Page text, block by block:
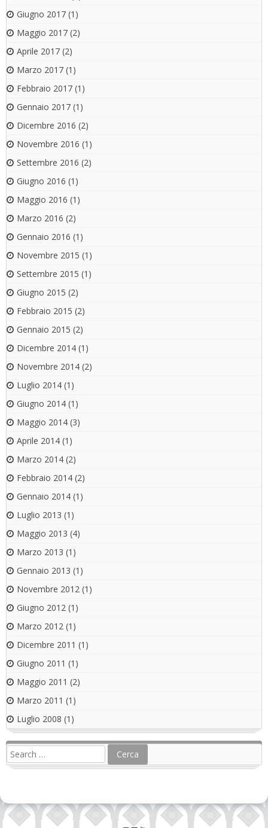
Giugno 2017 (1)
Maggio 2017 (2)
Aprile 2017 (2)
Marzo 2017 (1)
Febbraio 2017 (1)
Gennaio 2017 (1)
Dicembre 2016 (2)
Novembre 2016 (1)
Settembre 2016 (2)
Giugno 2016 (1)
Maggio 2016 (1)
Marzo 2016 (2)
Gennaio 2016 (1)
Novembre 2015 (1)
Settembre 2015 (1)
Giugno 2015 (2)
Febbraio 2015 (2)
Gennaio 2015 (2)
Dicembre 2014 (1)
Novembre 2014 (2)
Luglio 2014 (1)
Giugno 2014 (1)
Maggio 2014 (3)
Aprile 2014 (1)
Marzo 2014 (2)
Febbraio 2014 (2)
Gennaio 2014 (1)
Luglio 2013 (1)
Maggio 2013 (4)
Marzo 2013 (1)
Gennaio 2013 (1)
Novembre 2012 (1)
Giugno 2012 (1)
Marzo 2012 (1)
Dicembre 2011 (1)
Giugno 2011 (1)
Maggio 2011 (2)
Marzo 2011 (1)
Luglio 2008 (1)